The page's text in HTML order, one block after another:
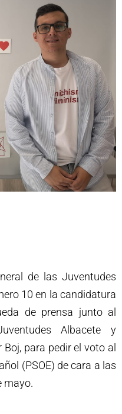
de las Juventudes
10 en la candidatura
de prensa junto al
Albacete y
para pedir el voto al
(PSOE) de cara a las
mayo.